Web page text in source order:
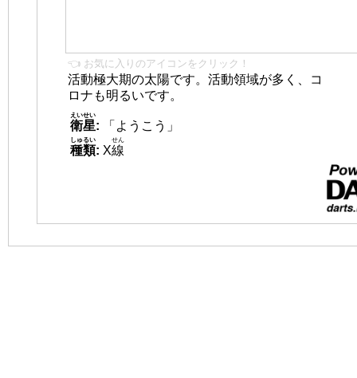
👈 お気に入りのアイコンをクリック！
活動極大期の太陽です。活動領域が多く、コ
ロナも明るいです。
衛星
えいせい
:
「ようこう」
種類
しゅるい
: X線
せん